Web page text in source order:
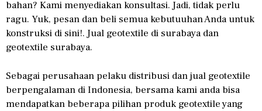
bahan? Kami menyediakan konsultasi. Jadi, tidak perlu
ragu. Yuk, pesan dan beli semua kebutuuhan Anda untuk
konstruksi di sini!. Jual geotextile di surabaya dan
geotextile surabaya.
Sebagai perusahaan pelaku distribusi dan jual geotextile
berpengalaman di Indonesia, bersama kami anda bisa
mendapatkan beberapa pilihan produk geotextile yang